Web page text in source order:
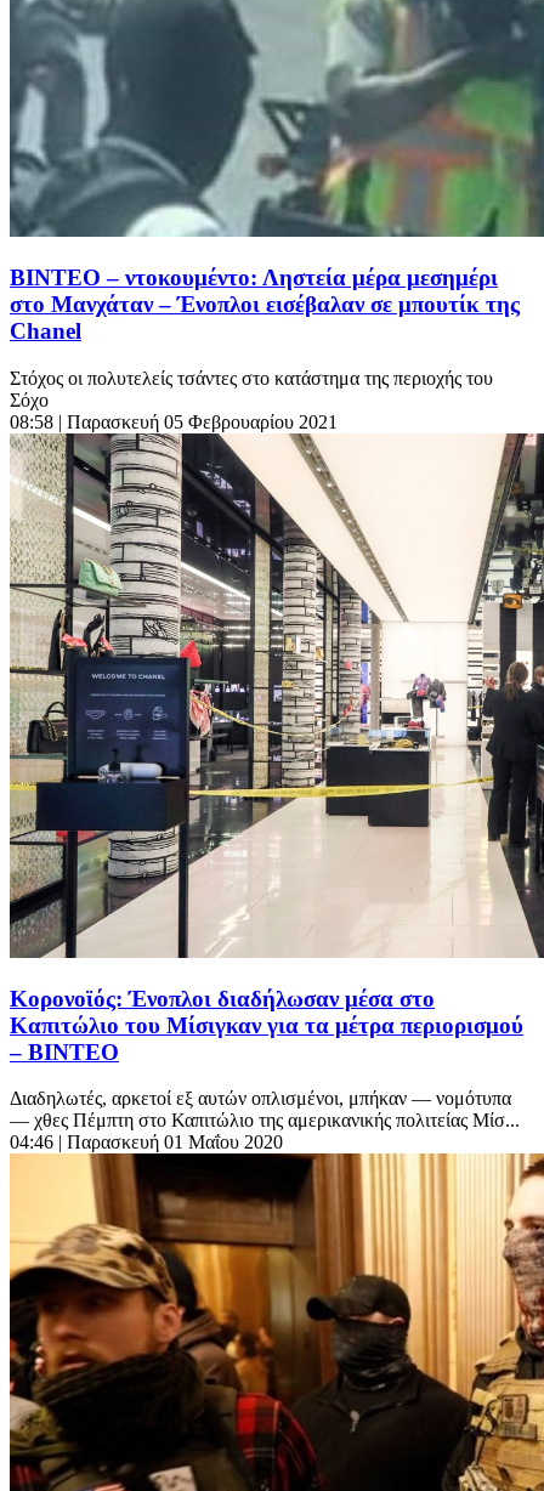
ΒΙΝΤΕΟ – ντοκουμέντο: Ληστεία μέρα μεσημέρι
στο Μανχάταν – Ένοπλοι εισέβαλαν σε μπουτίκ της
Chanel
Στόχος οι πολυτελείς τσάντες στο κατάστημα της περιοχής του
Σόχο
08:58 | Παρασκευή 05 Φεβρουαρίου 2021
Κορονοϊός: Ένοπλοι διαδήλωσαν μέσα στο
Καπιτώλιο του Μίσιγκαν για τα μέτρα περιορισμού
– ΒΙΝΤΕΟ
Διαδηλωτές, αρκετοί εξ αυτών οπλισμένοι, μπήκαν — νομότυπα
— χθες Πέμπτη στο Καπιτώλιο της αμερικανικής πολιτείας Μίσ...
04:46 | Παρασκευή 01 Μαΐου 2020